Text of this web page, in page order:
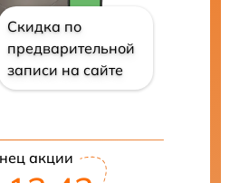
Скидка по
предварительной
записи на сайте
акции